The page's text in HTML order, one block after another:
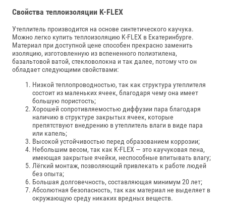
Свойства теплоизоляции K-FLEX
Утеплитель производится на основе синтетического каучука.
Можно легко купить теплоизоляцию K‑FLEX в Екатеринбурге.
Материал при доступной цене способен прекрасно заменить
изоляцию, изготовленную из вспененного полиэтилена,
базальтовой ватой, стекловолокна и так далее, потому что он
обладает следующими свойствами:
Низкой теплопроводностью, так как структура утеплителя
состоит из маленьких ячеек, благодаря чему она имеет
большую пористость;
Хорошей сопротивляемостью диффузии пара благодаря
наличию в структуре закрытых ячеек, которые
препятствуют внедрению в утеплитель влаги в виде пара
или капель;
Высокой устойчивостью перед образованием коррозии;
Небольшим весом, так как K-FLEX — это каучуковая пена,
имеющая закрытые ячейки, неспособные впитывать влагу;
Лёгкий монтаж, позволяющий привлекать к работе людей
без опыта;
Большая долговечность, составляющая минимум 20 лет;
Абсолютная безопасность, так как материал не выделяет в
окружающую среду никаких вредных веществ.